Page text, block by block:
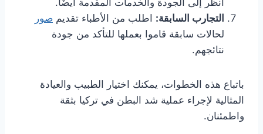
انظر إلى الجودة والخدمات المقدمة أيضًا.
التجارب السابقة: اطلب من الأطباء تقديم صور
لحالات سابقة قاموا بعملها للتأكد من جودة
نتائجهم.
باتباع هذه الخطوات، يمكنك اختيار الطبيب والعيادة
المثالية لإجراء عملية شد البطن في تركيا بثقة
واطمئنان.